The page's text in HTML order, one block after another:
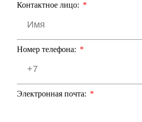
Контактное лицо:
Номер телефона:
Электронная почта: